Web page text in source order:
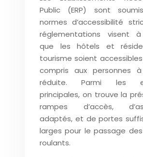
Public (ERP) sont
normes d’accessibilité
réglementations visent
que les hôtels et
tourisme soient
compris aux personnes
réduite. Parmi les
principales, on trouve la
rampes d’accès,
adaptés, et de portes
larges pour le passage
roulants.